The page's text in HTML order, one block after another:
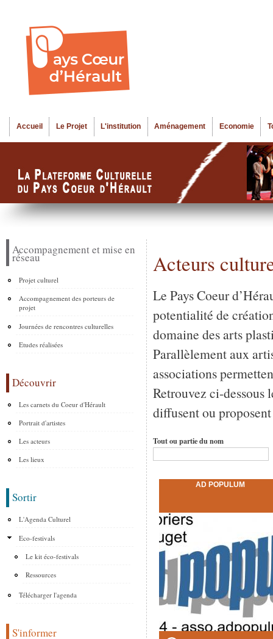
Menu principal
Accueil Le Projet L'institution Aménagement Economie
Accompagnement et mise en
réseau
Projet culturel
Accompagnement des porteurs de
projet
Journées de rencontres culturelles
Etudes réalisées
Découvrir
Les carnets du Coeur d'Hérault
Portrait d'artistes
Les acteurs
Les lieux
Sortir
L'Agenda Culturel
Eco-festivals
Le kit éco-festivals
Ressources
Télécharger l'agenda
S'informer
Acteurs
Le Pays Coeur
potentialité de
domaine des arts
Parallèlement aux
associations
Retrouvez ci-dessous
diffusent ou
Tout ou partie du nom
AD POPULUM